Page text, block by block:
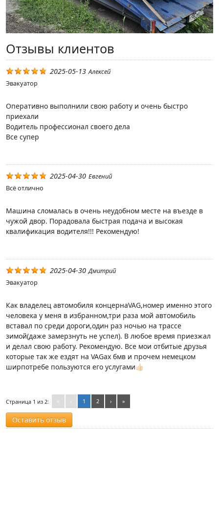
Отзывы клиентов
2025-05-13 Алексей
Эвакуатор
Оперативно выполнили свою работу и очень быстро
приехали
Водитель профессионал своего дела
Все супер
2025-04-30 Евгений
Всё отлично
Машина сломалась в очень неудобном месте на въезде в
чужой двор. Порадовала быстрая подача и высокая
квалификация водителя!!! Рекомендую!
2025-04-30 Дмитрий
Эвакуатор
Как владелец автомобиля концернаVAG,номер именно этого
человека у меня в избранном,три раза мой автомобиль
вставал по среди дороги,один раз ночью на трассе
зимой(даже замерзнуть не успел). В любое время приезжал
и делал свою работу. Рекомендую. Все мои отбитые друзья
которые так же ездят на VAGах бмв и прочем немецком
ширпотребе пользуются его услугами👍🏻
Страница 1 из 2: « ‹ 1 2 › »
Оставить отзыв